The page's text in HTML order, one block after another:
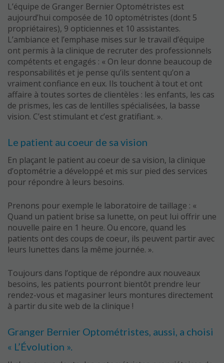
L’équipe de Granger Bernier Optométristes est
aujourd’hui composée de 10 optométristes (dont 5
propriétaires), 9 opticiennes et 10 assistantes.
L’ambiance et l’emphase mises sur le travail d’équipe
ont permis à la clinique de recruter des professionnels
compétents et engagés : « On leur donne beaucoup de
responsabilités et je pense qu’ils sentent qu’on a
vraiment confiance en eux. Ils touchent à tout et ont
affaire à toutes sortes de clientèles : les enfants, les cas
de prismes, les cas de lentilles spécialisées, la basse
vision. C’est stimulant et c’est gratifiant. ».
Le patient au coeur de sa vision
En plaçant le patient au coeur de sa vision, la clinique
d’optométrie a développé et mis sur pied des services
pour répondre à leurs besoins.
Prenons pour exemple le laboratoire de taillage : «
Quand un patient brise sa lunette, on peut lui offrir une
nouvelle paire en 1 heure. Ou encore, quand les
patients ont des coups de coeur, ils peuvent partir avec
leurs lunettes dans la même journée. ».
Toujours dans l’optique de répondre aux nouveaux
besoins, les patients pourront bientôt prendre leur
rendez-vous et magasiner leurs montures directement
à partir du site web de la clinique !
Granger Bernier Optométristes, aussi, a choisi
« L’Évolution ».